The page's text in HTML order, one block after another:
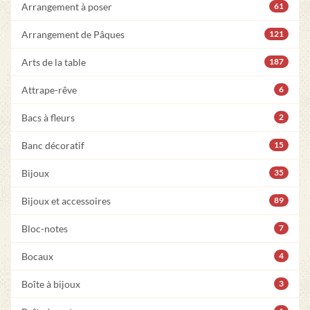
Arrangement à poser 61
Arrangement de Pâques 121
Arts de la table 187
Attrape-rêve 6
Bacs à fleurs 2
Banc décoratif 15
Bijoux 35
Bijoux et accessoires 89
Bloc-notes 7
Bocaux 4
Boîte à bijoux 3